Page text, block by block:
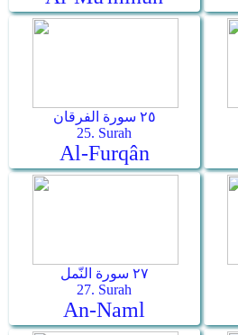
٢٥ سورة الفرقان
25. Surah
Al-Furqân
٢٧ سورة النّمل
27. Surah
An-Naml